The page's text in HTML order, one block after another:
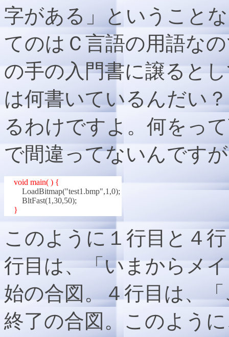
字がある」ということ
てのはＣ言語の用語な
の手の入門書に譲ると
は何書いているんだい
るわけですよ。何をっ
で間違ってないんです
void main( ) {
LoadBitmap("test1.bmp",1,0);
BltFast(1,30,50);
}
このように１行目と４
行目は、「いまからメ
始の合図。４行目は、
終了の合図。このよう